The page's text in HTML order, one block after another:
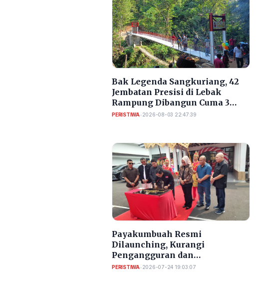
Bak Legenda Sangkuriang, 42
Jembatan Presisi di Lebak
Rampung Dibangun Cuma 3
Bulan
PERISTIWA•2026-08-03 22:47:39
Payakumbuah Resmi
Dilaunching, Kurangi
Pengangguran dan
Meningkatkan PAD Kota
PERISTIWA•2026-07-24 19:03:07